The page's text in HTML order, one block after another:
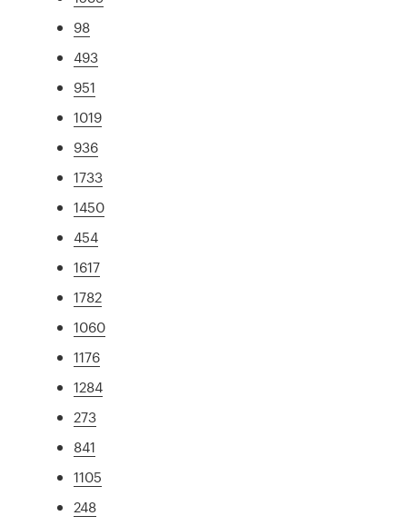
98
493
951
1019
936
1733
1450
454
1617
1782
1060
1176
1284
273
841
1105
248